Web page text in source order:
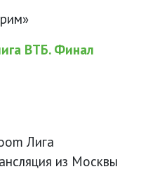
ВТБ. Финал
Лига
из Москвы